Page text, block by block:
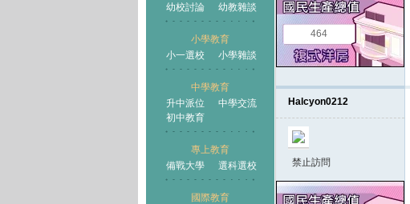
幼校討論
幼教雜談
小學教育
小一選校
小學雜談
中學教育
升中派位
中學交流
初中教育
專上教育
備戰大學
選科選校
國際教育
王國
464
Halcyon0212
禁止訪問